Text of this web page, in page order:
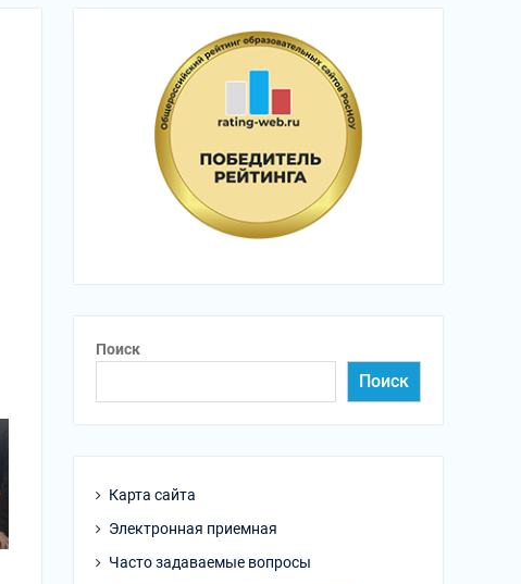
Поиск
Поиск
Карта сайта
Электронная приемная
Часто задаваемые вопросы